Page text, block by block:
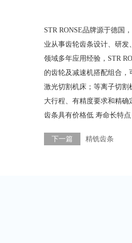
STR RONSE品牌源于德国
业从事齿轮齿条设计、研
领域多年应用经验，STR
的齿轮及减速机搭配组合，
激光切割机床；等离子切割
大行程、有精度要求和精
齿条具有价格低 寿命长特
下一篇 精铣齿条